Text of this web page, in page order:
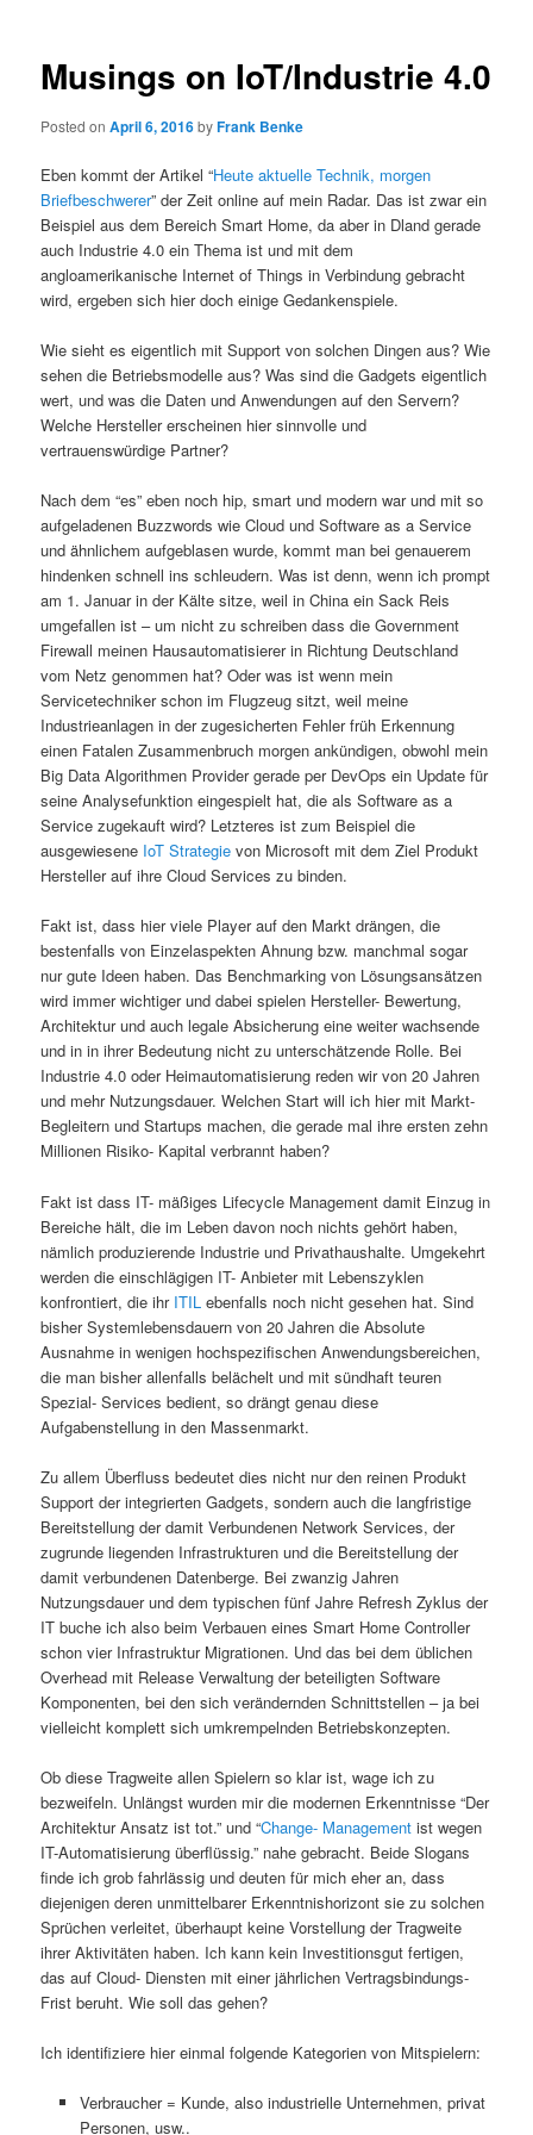
Musings on IoT/Industrie 4.0
Posted onApril 6, 2016byFrank Benke
Eben kommt der Artikel “Heute aktuelle Technik, morgen
Briefbeschwerer” der Zeit online auf mein Radar. Das ist zwar ein
Beispiel aus dem Bereich Smart Home, da aber in Dland gerade
auch Industrie 4.0 ein Thema ist und mit dem
angloamerikanische Internet of Things in Verbindung gebracht
wird, ergeben sich hier doch einige Gedankenspiele.
Wie sieht es eigentlich mit Support von solchen Dingen aus? Wie
sehen die Betriebsmodelle aus? Was sind die Gadgets eigentlich
wert, und was die Daten undAnwendungen auf den Servern?
Welche Hersteller erscheinen hier sinnvolle und
vertrauenswürdige Partner?
Nach dem “es” eben noch hip, smart und modern war und mit so
aufgeladenen Buzzwords wie Cloud und Software as a Service
und ähnlichem aufgeblasen wurde, kommt man bei genauerem
hindenken schnell ins schleudern. Was ist denn, wenn ich prompt
am 1. Januar in der Kälte sitze, weil in China ein Sack Reis
umgefallen ist – um nicht zu schreiben dass die Government
Firewall meinen Hausautomatisierer in Richtung Deutschland
vom Netz genommen hat? Oder was ist wenn mein
Servicetechniker schon im Flugzeug sitzt, weil meine
Industrieanlagen in der zugesicherten Fehler früh Erkennung
einen Fatalen Zusammenbruch morgen ankündigen, obwohl mein
Big Data Algorithmen Provider gerade per DevOps ein Update für
seine Analysefunktion eingespielt hat, die als Software as a
Service zugekauft wird? Letzteres ist zum Beispiel die
ausgewiesene IoT Strategie von Microsoft mit dem Ziel Produkt
Hersteller auf ihre Cloud Services zu binden.
Fakt ist, dass hier viele Player auf den Markt drängen, die
bestenfalls von Einzelaspekten Ahnung bzw. manchmal sogar
nur gute Ideen haben. Das Benchmarking von Lösungsansätzen
wird immer wichtiger und dabei spielen Hersteller- Bewertung,
Architektur und auch legale Absicherung eine weiter wachsende
und in in ihrer Bedeutung nicht zu unterschätzende Rolle. Bei
Industrie 4.0 oder Heimautomatisierung reden wir von 20 Jahren
und mehr Nutzungsdauer. Welchen Start will ich hier mit Markt-
Begleitern und Startups machen, die gerade mal ihre ersten zehn
Millionen Risiko- Kapital verbrannt haben?
Fakt ist dass IT- mäßiges Lifecycle Management damit Einzug in
Bereiche hält, die im Leben davon noch nichts gehört haben,
nämlich produzierende Industrie und Privathaushalte. Umgekehrt
werden die einschlägigen IT- Anbieter mit Lebenszyklen
konfrontiert, die ihr ITIL ebenfalls noch nicht gesehen hat. Sind
bisher Systemlebensdauern von 20 Jahren die Absolute
Ausnahme in wenigen hochspezifischen Anwendungsbereichen,
die man bisher allenfalls belächelt und mit sündhaft teuren
Spezial- Services bedient, so drängt genau diese
Aufgabenstellung in den Massenmarkt.
Zu allem Überfluss bedeutet dies nicht nur den reinen Produkt
Support der integrierten Gadgets, sondern auch die langfristige
Bereitstellung der damit Verbundenen Network Services, der
zugrunde liegenden Infrastrukturen und die Bereitstellung der
damit verbundenen Datenberge. Bei zwanzig Jahren
Nutzungsdauer und dem typischen fünf Jahre Refresh Zyklus der
IT buche ich also beim Verbauen eines Smart Home Controller
schon vier Infrastruktur Migrationen. Und das bei dem üblichen
Overhead mit Release Verwaltung der beteiligten Software
Komponenten, bei den sich verändernden Schnittstellen – ja bei
vielleicht komplett sich umkrempelnden Betriebskonzepten.
Ob diese Tragweite allen Spielern so klar ist, wage ich zu
bezweifeln. Unlängst wurden mir die modernen Erkenntnisse “Der
Architektur Ansatz ist tot.” und “Change- Management ist wegen
IT-Automatisierung überflüssig.” nahe gebracht. Beide Slogans
finde ich grob fahrlässig und deuten für mich eher an, dass
diejenigen deren unmittelbarer Erkenntnishorizont sie zu solchen
Sprüchen verleitet, überhaupt keine Vorstellung der Tragweite
ihrer Aktivitäten haben. Ich kann kein Investitionsgut fertigen,
das auf Cloud- Diensten mit einer jährlichen Vertragsbindungs-
Frist beruht. Wie soll das gehen?
Ich identifiziere hier einmal folgende Kategorien von Mitspielern:
Verbraucher = Kunde, also industrielle Unternehmen, privat
Personen, usw..